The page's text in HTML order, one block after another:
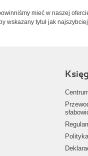
mieć w naszej
wskazany tytuł jak